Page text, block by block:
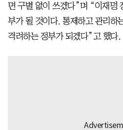
면 구별 없이 쓰겠다”며 “이재명
부가 될 것이다. 통제하고 관리하
격려하는 정부가 되겠다”고 했다.